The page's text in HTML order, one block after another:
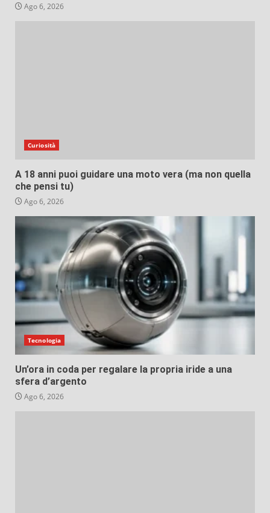
Ago 6, 2026
Curiosità
A 18 anni puoi guidare una moto vera (ma non quella
che pensi tu)
Ago 6, 2026
Tecnologia
Un’ora in coda per regalare la propria iride a una
sfera d’argento
Ago 6, 2026